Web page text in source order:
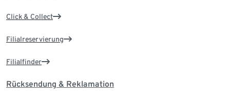
Click & Collect
Filialreservierung
Filialfinder
Rücksendung & Reklamation